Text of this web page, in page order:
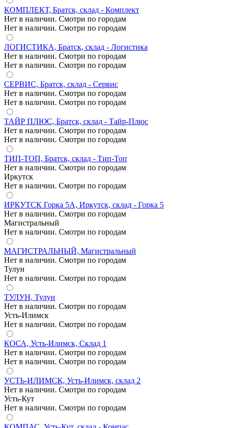
КОМПЛЕКТ, Братск, склад - Комплект
Нет в наличии. Смотри по городам
Нет в наличии. Смотри по городам
ЛОГИСТИКА, Братск, склад - Логистика
Нет в наличии. Смотри по городам
Нет в наличии. Смотри по городам
СЕРВИС, Братск, склад - Сервис
Нет в наличии. Смотри по городам
Нет в наличии. Смотри по городам
ТАЙР ПЛЮС, Братск, склад - Тайр-Плюс
Нет в наличии. Смотри по городам
Нет в наличии. Смотри по городам
ТИП-ТОП, Братск, склад - Тип-Топ
Нет в наличии. Смотри по городам
Иркутск
Нет в наличии. Смотри по городам
ИРКУТСК Горка 5А, Иркутск, склад - Горка 5
Нет в наличии. Смотри по городам
Магистральный
Нет в наличии. Смотри по городам
МАГИСТРАЛЬНЫЙ, Магистральный
Нет в наличии. Смотри по городам
Тулун
Нет в наличии. Смотри по городам
ТУЛУН, Тулун
Нет в наличии. Смотри по городам
Усть-Илимск
Нет в наличии. Смотри по городам
КОСА, Усть-Илимск, Склад 1
Нет в наличии. Смотри по городам
Нет в наличии. Смотри по городам
УСТЬ-ИЛИМСК, Усть-Илимск, склад 2
Нет в наличии. Смотри по городам
Усть-Кут
Нет в наличии. Смотри по городам